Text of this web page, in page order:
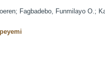
; Fagbadebo, Funmilayo O.;